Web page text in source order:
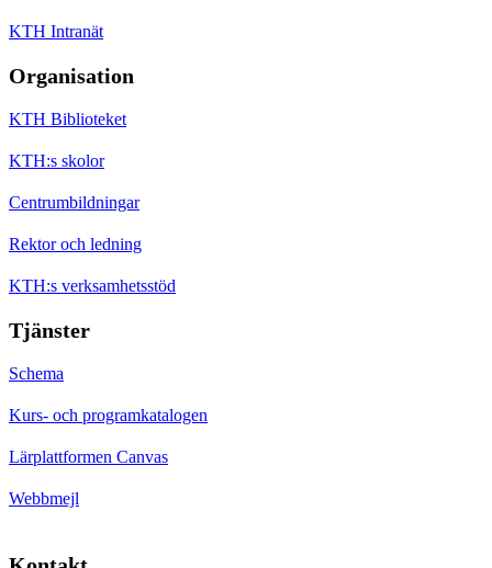
KTH Intranät
Organisation
KTH Biblioteket
KTH:s skolor
Centrumbildningar
Rektor och ledning
KTH:s verksamhetsstöd
Tjänster
Schema
Kurs- och programkatalogen
Lärplattformen Canvas
Webbmejl